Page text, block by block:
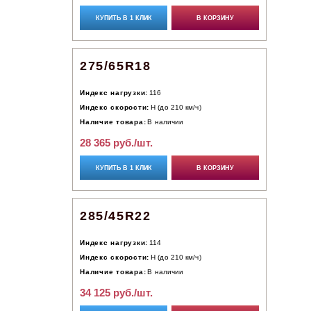
КУПИТЬ В 1 КЛИК В КОРЗИНУ
275/65R18
Индекс нагрузки: 116
Индекс скорости: H (до 210 км/ч)
Наличие товара: В наличии
28 365 руб./шт.
КУПИТЬ В 1 КЛИК В КОРЗИНУ
285/45R22
Индекс нагрузки: 114
Индекс скорости: H (до 210 км/ч)
Наличие товара: В наличии
34 125 руб./шт.